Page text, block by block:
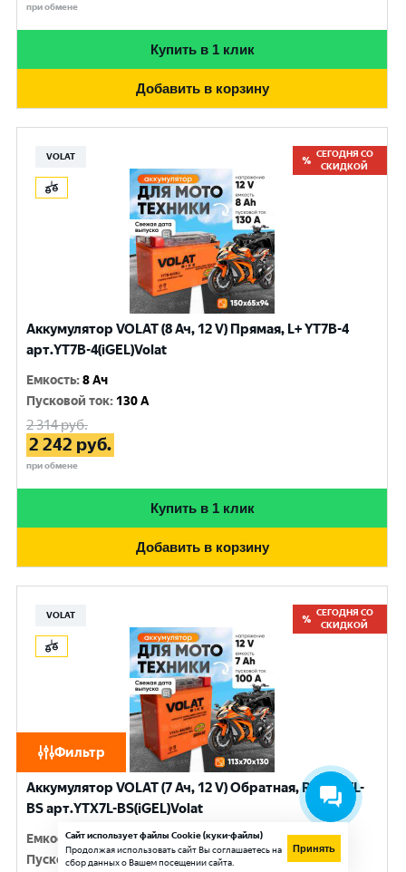
Фильтр
при обмене
Купить в 1 клик
Добавить в корзину
VOLAT
СЕГОДНЯ СО
СКИДКОЙ
Аккумулятор VOLAT (8 Ач, 12 V) Прямая, L+ YT7B-4
арт.YT7B-4(iGEL)Volat
Емкость:8 Ач
Пусковой ток: 130 A
2 314руб.
2 242 руб.
при обмене
Купить в 1 клик
Добавить в корзину
VOLAT
СЕГОДНЯ СО
СКИДКОЙ
Аккумулятор VOLAT (7 Ач, 12 V) Обратная, R+ YTX7L-
BS арт.YTX7L-BS(iGEL)Volat
Емкость:7 Ач
Пусковой ток:100 A
Сайт использует файлы Cookie (куки-файлы)
Продолжая использовать сайт Вы соглашаетесь на
сбор данных о Вашем посещении сайта.
Принять